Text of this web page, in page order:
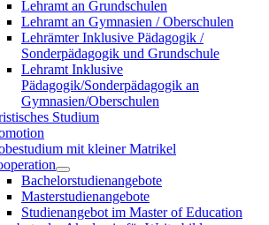
Lehramt an Grundschulen
Lehramt an Gymnasien / Oberschulen
Lehrämter Inklusive Pädagogik /
Sonderpädagogik und Grundschule
Lehramt Inklusive
Pädagogik/Sonderpädagogik an
Gymnasien/Oberschulen
Studium
mit kleiner Matrikel
Bachelorstudienangebote
Masterstudienangebote
Studienangebot im Master of Education